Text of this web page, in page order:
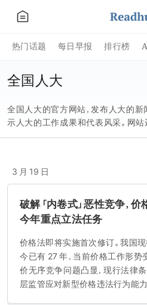
热门话题 每日早报 排行榜
全国人大
全国人大的官方网站，发布人大的新
示人大的工作成果和代表风采。网站
作研讨、视点等专题栏目，为网民提
3 月 19 日
破解「内卷式」恶性竞争，
今年重点立法任务
价格法即将实施首次修订。我国
今已有 27 年，当前价格工作形势
价无序竞争问题凸显，现行法律
层监管应对新型价格违法行为能